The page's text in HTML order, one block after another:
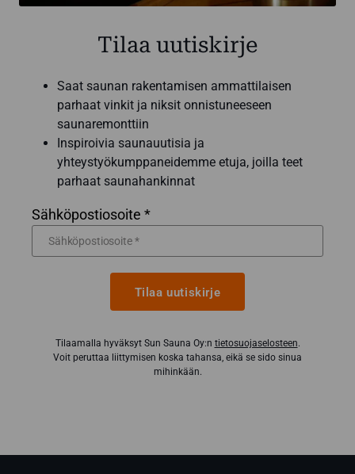
Tilaa uutiskirje
Saat saunan rakentamisen ammattilaisen
parhaat vinkit ja niksit onnistuneeseen
saunaremonttiin
Inspiroivia saunauutisia ja
yhteystyökumppaneidemme etuja, joilla teet
parhaat saunahankinnat
Sähköpostiosoite *
Tilaa uutiskirje
Tilaamalla hyväksyt Sun Sauna Oy:n tietosuojaselosteen.
Voit peruttaa liittymisen koska tahansa, eikä se sido sinua
mihinkään.